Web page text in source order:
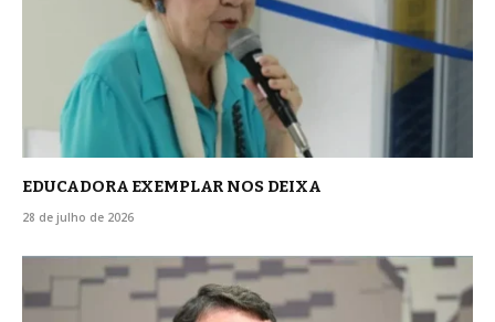
EDUCADORA EXEMPLAR NOS DEIXA
28 de julho de 2026